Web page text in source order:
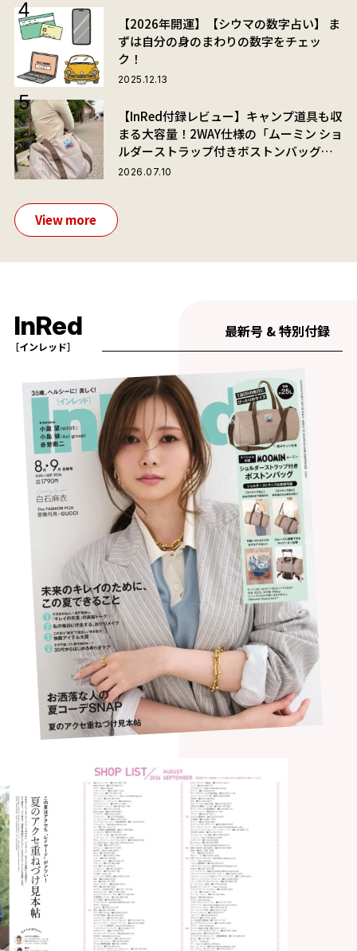
【2026年開運】【シウマの数字占い】 ま
ずは自分の身のまわりの数字をチェッ
ク！
2025.12.13
【InRed付録レビュー】キャンプ道具も収
まる大容量！2WAY仕様の「ムーミン ショ
ルダーストラップ付きボストンバッグ」
が夏旅におすすめな理由
2026.07.10
View more
InRed
［インレッド］
最新号 & 特別付録